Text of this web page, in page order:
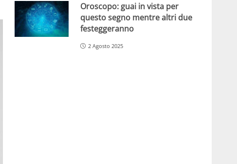
Oroscopo: guai in vista per
questo segno mentre altri due
festeggeranno
2 Agosto 2025